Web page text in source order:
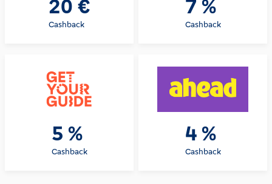
20 €
Cashback
7 %
Cashback
5 %
Cashback
4 %
Cashback